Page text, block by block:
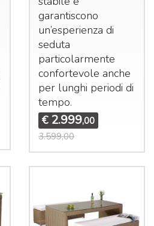
garantiscono
un’esperienza di
seduta
particolarmente
confortevole anche
per lunghi periodi di
tempo.
€ 2.999,00
3.599,00